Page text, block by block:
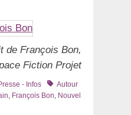
de François Bon,
Fiction Projet
- Infos TagsAutour
, François Bon, Nouvel